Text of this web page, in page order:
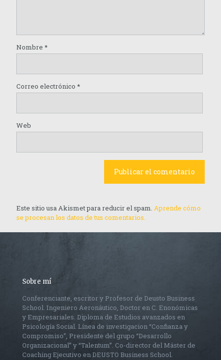
Nombre *
Correo electrónico *
Web
Este sitio usa Akismet para reducir el spam. Aprende cómo
se procesan los datos de tus comentarios.
Sobre mí
Conferenciante, escritor y Profesor de Deusto Business
School. Ingeniero Aeronáutico, Doctor en C. Enonómicas
y Empresariales. Diploma de Estudios avanzados en
Psicología Social. Línea de investigacion “Confianza y
Compromiso”, Presidente del grupo “Desarrollo
Organizacional” y “Talentum”. Co-director del Máster de
Coaching Ejecutivo en DEUSTO Business School.